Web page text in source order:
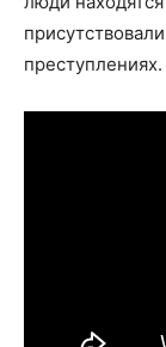
преступлениях.